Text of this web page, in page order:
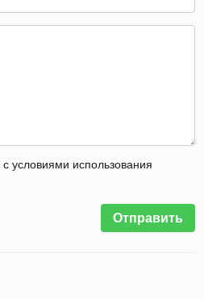
условиями использования
Отправить